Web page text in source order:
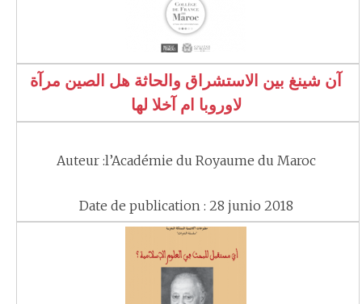
آن شينغ بين الاستشراق والحاثة هل الصين مرآة
لاوروبا ام آخلا لها
Auteur :l’Académie du Royaume du Maroc
Date de publication : 28 junio 2018